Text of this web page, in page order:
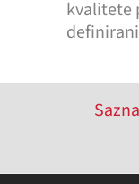
kvalitete